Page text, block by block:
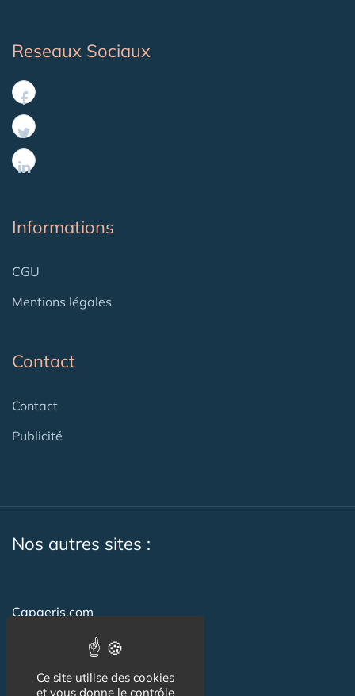
Reseaux Sociaux
Informations
CGU
Mentions légales
Contact
Contact
Publicité
Nos autres sites :
Capgeris.com
Seniorissimmo.com
Emploi-formation-sante.com
Ce site utilise des cookies
et vous donne le contrôle